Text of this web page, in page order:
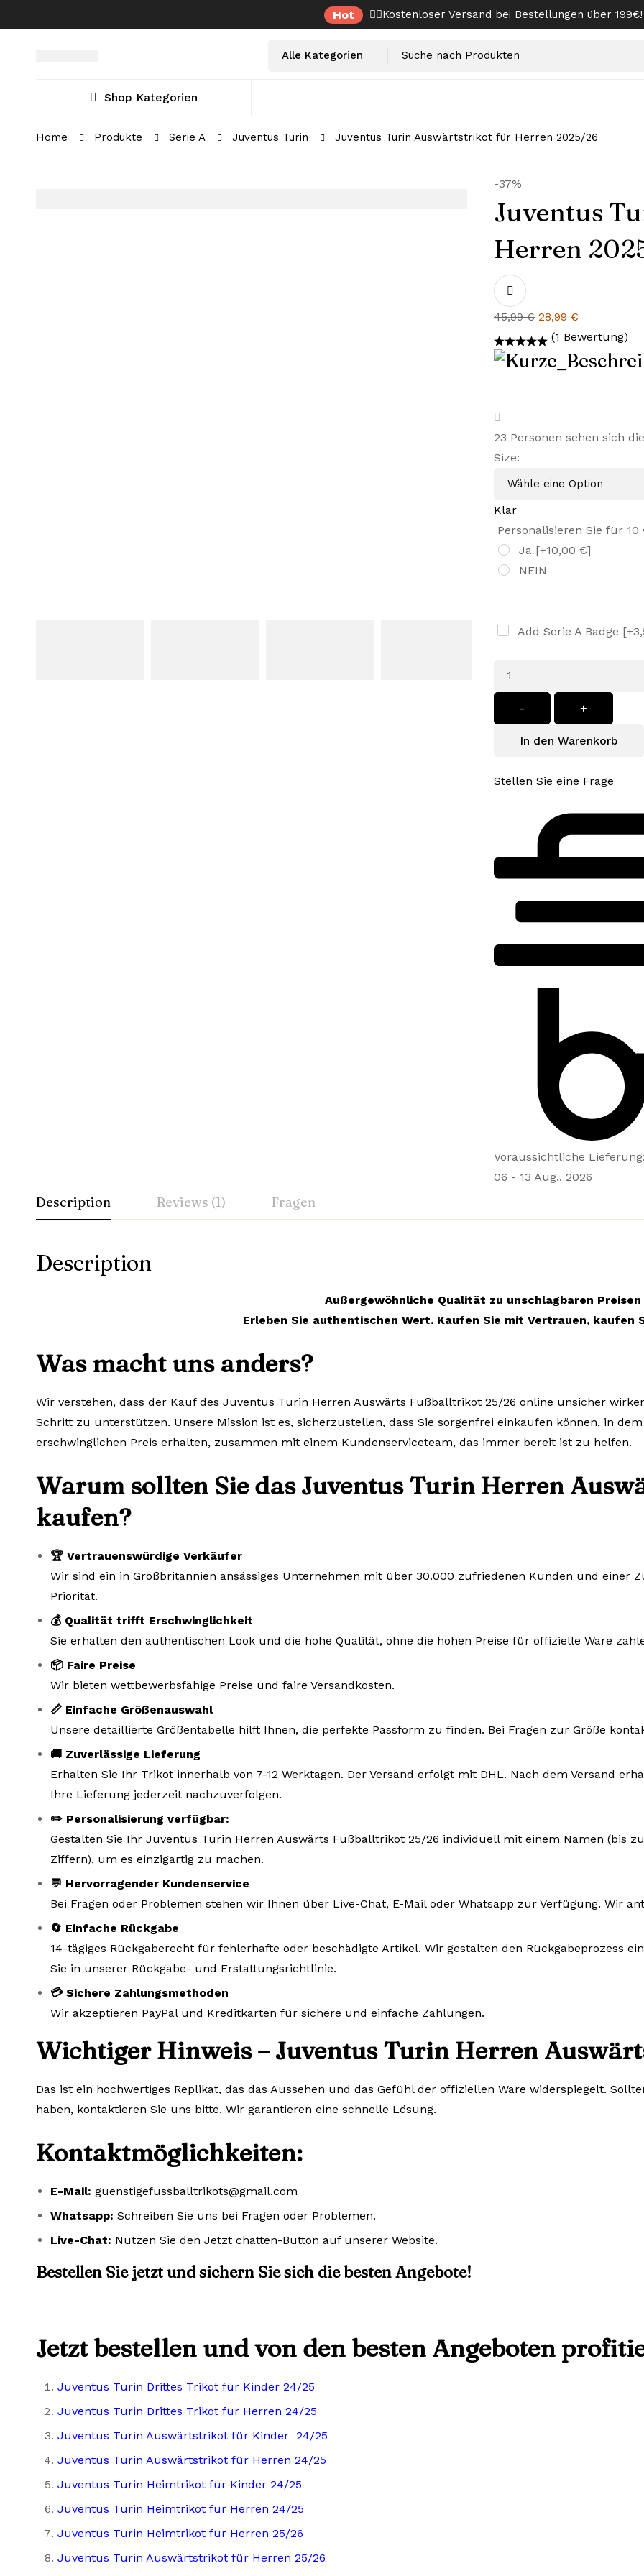
Hot ✌🏼Kostenloser Versand bei Bestellungen über 199€!
Select
Suche
Shop Kategorien
Home Produkte Serie A Juventus Turin Juventus Turin Auswärtstrikot für Herren 2025/26
-37%
Juventus
Herren
45,99€ Ursprünglicher
Preis
war:
28,99 €
Preis
ist:
(1 Bewertung)
23 Personen sehen sich
Size:
Klar
Personalisieren Sie für 10
Ja [+10,00 €]
NEIN
Add Serie A Badge
Menge
- +
In den Warenkorb
Stellen Sie eine Frage
Voraussichtliche
06 - 13 Aug., 2026
Description Reviews (1) Fragen
Description
Außergewöhnliche Qualität zu unschlagbaren Preisen
Erleben Sie authentischen Wert. Kaufen Sie mit Vertrauen, kaufen
Was macht uns anders?
Wir verstehen, dass der Kauf des Juventus Turin Herren Auswärts Fußballtrikot 25/26 online unsicher
Schritt zu unterstützen. Unsere Mission ist es, sicherzustellen, dass Sie sorgenfrei einkaufen können, in
erschwinglichen Preis erhalten, zusammen mit einem Kundenserviceteam, das immer bereit ist zu helfen.
Warum sollten Sie das Juventus Turin Herren
kaufen?
🏆 Vertrauenswürdige Verkäufer
Wir sind ein in Großbritannien ansässiges Unternehmen mit über 30.000 zufriedenen Kunden und einer
Priorität.
💰 Qualität trifft Erschwinglichkeit
Sie erhalten den authentischen Look und die hohe Qualität, ohne die hohen Preise für offizielle Ware
📦 Faire Preise
Wir bieten wettbewerbsfähige Preise und faire Versandkosten.
📏 Einfache Größenauswahl
Unsere detaillierte Größentabelle hilft Ihnen, die perfekte Passform zu finden. Bei Fragen zur Größe
🚚 Zuverlässige Lieferung
Erhalten Sie Ihr Trikot innerhalb von 7-12 Werktagen. Der Versand erfolgt mit DHL. Nach dem Versand
Ihre Lieferung jederzeit nachzuverfolgen.
✏️ Personalisierung verfügbar:
Gestalten Sie Ihr Juventus Turin Herren Auswärts Fußballtrikot 25/26 individuell mit einem Namen (bis
Ziffern), um es einzigartig zu machen.
💬 Hervorragender Kundenservice
Bei Fragen oder Problemen stehen wir Ihnen über Live-Chat, E-Mail oder Whatsapp zur Verfügung. Wir
🔄 Einfache Rückgabe
14-tägiges Rückgaberecht für fehlerhafte oder beschädigte Artikel. Wir gestalten den Rückgabeprozess
Sie in unserer Rückgabe- und Erstattungsrichtlinie.
💳 Sichere Zahlungsmethoden
Wir akzeptieren PayPal und Kreditkarten für sichere und einfache Zahlungen.
Wichtiger Hinweis – Juventus Turin Herren
Das ist ein hochwertiges Replikat, das das Aussehen und das Gefühl der offiziellen Ware widerspiegelt.
haben, kontaktieren Sie uns bitte. Wir garantieren eine schnelle Lösung.
Kontaktmöglichkeiten:
E-Mail: guenstigefussballtrikots@gmail.com
Whatsapp: Schreiben Sie uns bei Fragen oder Problemen.
Live-Chat: Nutzen Sie den Jetzt chatten-Button auf unserer Website.
Bestellen Sie jetzt und sichern Sie sich die besten Angebote!
Jetzt bestellen und von den besten Angeboten
Juventus Turin Drittes Trikot für Kinder 24/25
Juventus Turin Drittes Trikot für Herren 24/25
Juventus Turin Auswärtstrikot für Kinder 24/25
Juventus Turin Auswärtstrikot für Herren 24/25
Juventus Turin Heimtrikot für Kinder 24/25
Juventus Turin Heimtrikot für Herren 24/25
Juventus Turin Heimtrikot für Herren 25/26
Juventus Turin Auswärtstrikot für Herren 25/26